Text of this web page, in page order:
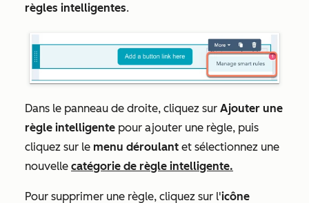
règles intelligentes.
Dans le panneau de droite, cliquez sur Ajouter une
règle intelligente pour ajouter une règle, puis
cliquez sur le menu déroulant et sélectionnez une
nouvelle catégorie de règle intelligente.
Pour supprimer une règle, cliquez sur l'icône